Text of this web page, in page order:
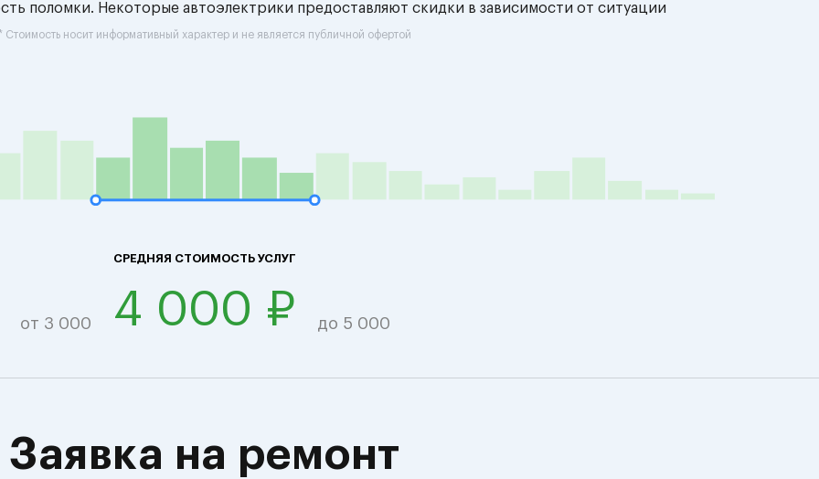
поломки. Некоторые автоэлектрики предоставляют скидки в зависимости от ситуации
Стоимость носит информативный характер и не является публичной офертой
СРЕДНЯЯ СТОИМОСТЬ УСЛУГ
от 3 000 4 000 ₽ до 5 000
Заявка на ремонт